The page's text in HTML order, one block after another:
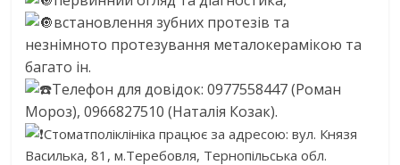
встановлення зубних протезів та
незнімното протезування металокерамікою та
багато ін.
Телефон для довідок: 0977558447 (Роман
Мороз), 0966827510 (Наталія Козак).
Стоматполіклініка працює за адресою: вул. Князя
Василька, 81, м.Теребовля, Тернопільська обл.